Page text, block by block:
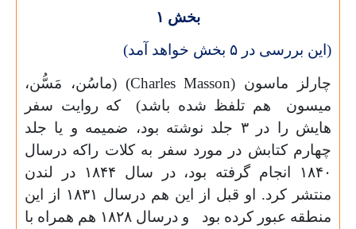
بخش ۱
(این بررسی در ۵ بخش خواهد آمد)
چارلز ماسون (Charles Masson) (ماسُن، مَسُّن،
میسون هم تلفظ شده باشد) که روایت سفر
هایش را در۳ جلد نوشته بود، ضمیمه و یا جلد
چهارم کتابش در مورد سفر به کلات راکه درسال
۱۸۴۰ انجام گرفته بود، در سال ۱۸۴۴
در لندن
منتشر کرد. او قبل از این هم درسال ۱۸۳۱ از این
منطقه عبور کرده بود و درسال ۱۸۲۸ هم همراه با